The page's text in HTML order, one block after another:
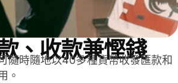
、收款兼慳錢
隨時隨地以40多種貨幣收發匯款和
。